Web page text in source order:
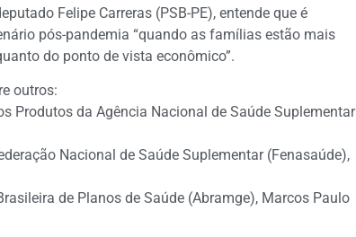
Felipe Carreras (PSB-PE), entende que é
pós-pandemia “quando as famílias estão mais
do ponto de vista econômico”.
outros:
Produtos da Agência Nacional de Saúde Suplementar
Nacional de Saúde Suplementar (Fenasaúde),
de Planos de Saúde (Abramge), Marcos Paulo